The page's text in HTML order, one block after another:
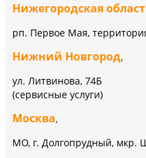
Нижегородская
рп. Первое Мая,
Нижний Новгород,
ул. Литвинова, 74Б
(сервисные услуги)
Москва,
МО, г. Долгопрудный, мкр.